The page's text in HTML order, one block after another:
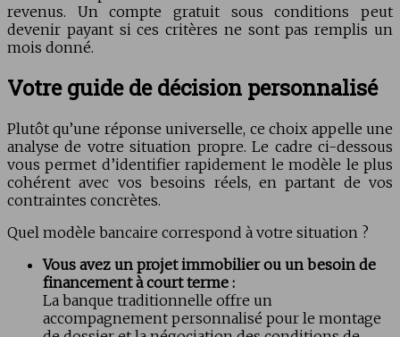
revenus. Un compte gratuit sous conditions peut
devenir payant si ces critères ne sont pas remplis un
mois donné.
Votre guide de décision personnalisé
Plutôt qu’une réponse universelle, ce choix appelle une
analyse de votre situation propre. Le cadre ci-dessous
vous permet d’identifier rapidement le modèle le plus
cohérent avec vos besoins réels, en partant de vos
contraintes concrètes.
Quel modèle bancaire correspond à votre situation ?
Vous avez un projet immobilier ou un besoin de
financement à court terme :
La banque traditionnelle offre un
accompagnement personnalisé pour le montage